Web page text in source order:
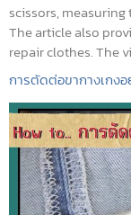
scissors,
The article also
repair clothes. The
การตัดต่อขากางเกงอ